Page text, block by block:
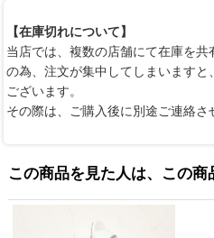
【在庫切れについて】
当店では、複数の店舗にて在庫を
の為、注文が集中してしまいます
ございます。
その際は、ご購入後に別途ご連絡さ
この商品を見た人は、この商